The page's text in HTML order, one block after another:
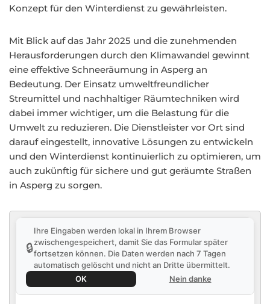
Konzept für den Winterdienst zu gewährleisten.
Mit Blick auf das Jahr 2025 und die zunehmenden
Herausforderungen durch den Klimawandel gewinnt
eine effektive Schneeräumung in Asperg an
Bedeutung. Der Einsatz umweltfreundlicher
Streumittel und nachhaltiger Räumtechniken wird
dabei immer wichtiger, um die Belastung für die
Umwelt zu reduzieren. Die Dienstleister vor Ort sind
darauf eingestellt, innovative Lösungen zu entwickeln
und den Winterdienst kontinuierlich zu optimieren, um
auch zukünftig für sichere und gut geräumte Straßen
in Asperg zu sorgen.
🔒
Ihre Eingaben werden lokal in Ihrem Browser
zwischengespeichert, damit Sie das Formular später
fortsetzen können. Die Daten werden nach 7 Tagen
automatisch gelöscht und nicht an Dritte übermittelt.
OK
Nein danke